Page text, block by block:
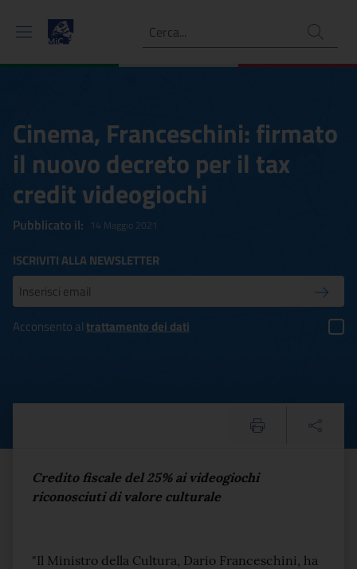
Ricerca
Cinema, Franceschini: firmato
il nuovo decreto per il tax
credit videogiochi
Pubblicato il: 14 Maggio 2021
ISCRIVITI ALLA NEWSLETTER
Inserisci la tua mail
Acconsento altrattamento dei dati
Cinema, Franceschini:
Testo del comunicato
Credito fiscale del 25% ai videogiochi
riconosciuti di valore culturale
"Il Ministro della Cultura, Dario Franceschini, ha